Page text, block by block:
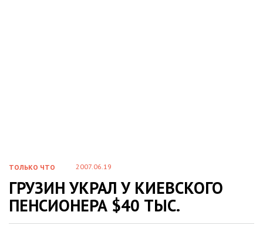
ТОЛЬКО ЧТО 2007.06.19
ГРУЗИН УКРАЛ У КИЕВСКОГО
ПЕНСИОНЕРА $40 ТЫС.